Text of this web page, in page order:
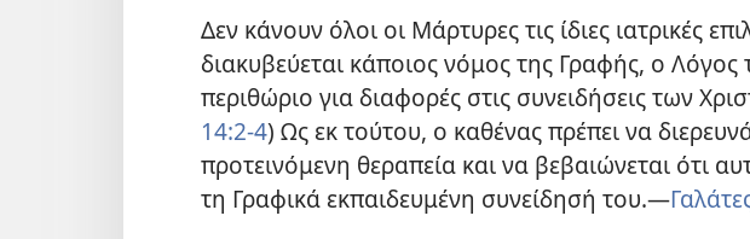
Δεν κάνουν όλοι οι Μάρτυρες τις ίδιες ιατρικές
διακυβεύεται κάποιος νόμος της Γραφής, ο
περιθώριο για διαφορές στις συνειδήσεις των
14:2-4) Ως εκ τούτου, ο καθένας πρέπει να
προτεινόμενη θεραπεία και να βεβαιώνεται ότι
τη Γραφικά εκπαιδευμένη συνείδησή του.​—